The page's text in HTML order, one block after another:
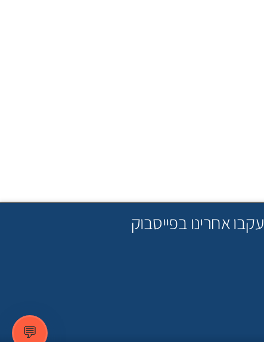
עקבו אחרינו בפייסבוק
💬